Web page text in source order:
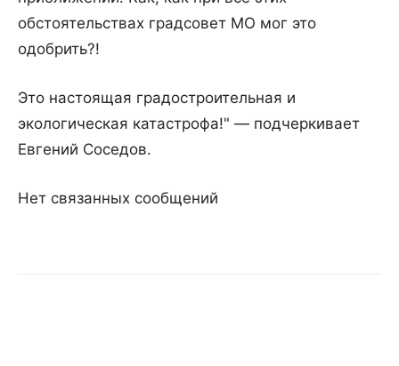
обстоятельствах градсовет МО мог это
одобрить?!
Это настоящая градостроительная и
экологическая катастрофа!" — подчеркивает
Евгений Соседов.
Нет связанных сообщений